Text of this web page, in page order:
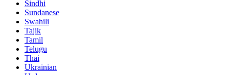
Sindhi
Sundanese
Swahili
Tajik
Tamil
Telugu
Thai
Ukrainian